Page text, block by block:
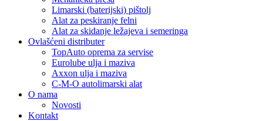
Limarski (baterijski) pištolj
Alat za peskiranje felni
Alat za skidanje ležajeva i semeringa
Ovlašćeni distributer
TopAuto oprema za servise
Eurolube ulja i maziva
Axxon ulja i maziva
C-M-O autolimarski alat
O nama
Novosti
Kontakt